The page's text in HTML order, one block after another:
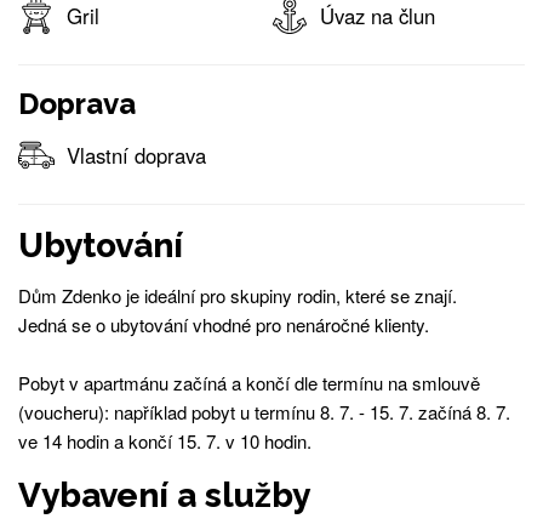
Gril
Úvaz na člun
Doprava
Vlastní doprava
Ubytování
Dům Zdenko je ideální pro skupiny rodin, které se znají.
Jedná se o ubytování vhodné pro nenáročné klienty.
Pobyt v apartmánu začíná a končí dle termínu na smlouvě
(voucheru): například pobyt u termínu 8. 7. - 15. 7. začíná 8. 7.
ve 14 hodin a končí 15. 7. v 10 hodin.
Vybavení a služby